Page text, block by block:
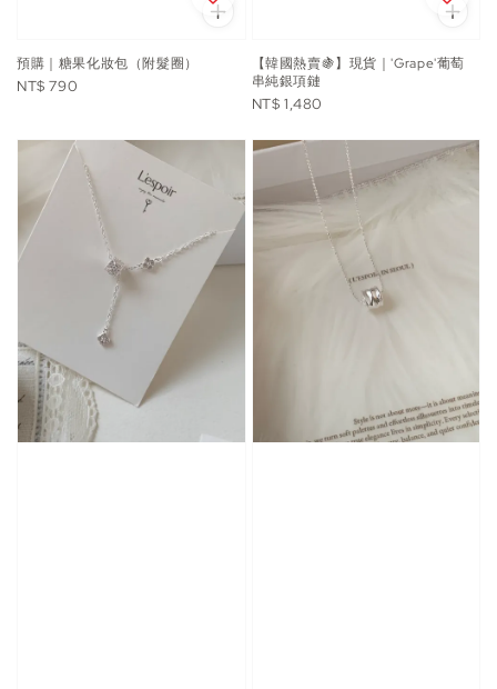
預購｜糖果化妝包（附髮圈）
Regular
NT$ 790
【韓國熱賣🍇】現貨｜'Grape'葡萄
串純銀項鏈
Regular
NT$ 1,480